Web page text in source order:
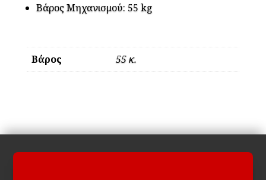
Βάρος Μηχανισμού: 55 kg
Βάρος 55 κ.